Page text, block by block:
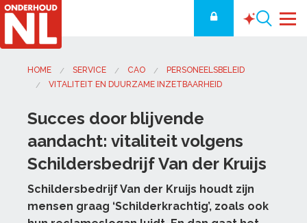
HOME SERVICE CAO
PERSONEELSBELEID
VITALITEIT EN DUURZAME INZETBAARHEID
Succes door blijvende
aandacht: vitaliteit volgens
Schildersbedrijf Van der Kruijs
Schildersbedrijf Van der Kruijs houdt zijn
mensen graag ‘Schilderkrachtig’, zoals ook